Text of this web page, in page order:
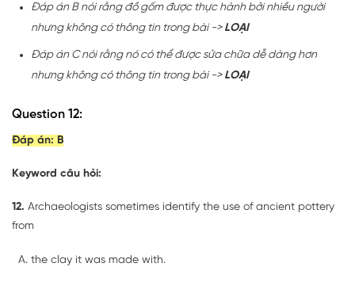
Đáp án B nói rằng đồ gốm được thực hành bởi nhiều người
nhưng không có thông tin trong bài -> LOẠI
Đáp án C nói rằng nó có thể được sửa chữa dễ dàng hơn
nhưng không có thông tin trong bài -> LOẠI
Question 12:
Đáp án: B
Keyword câu hỏi:
12. Archaeologists sometimes identify the use of ancient pottery
from
the clay it was made with.